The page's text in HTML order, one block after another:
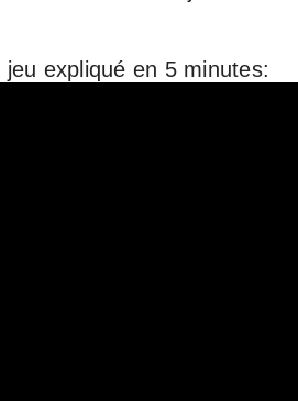
expliqué en 5 minutes: